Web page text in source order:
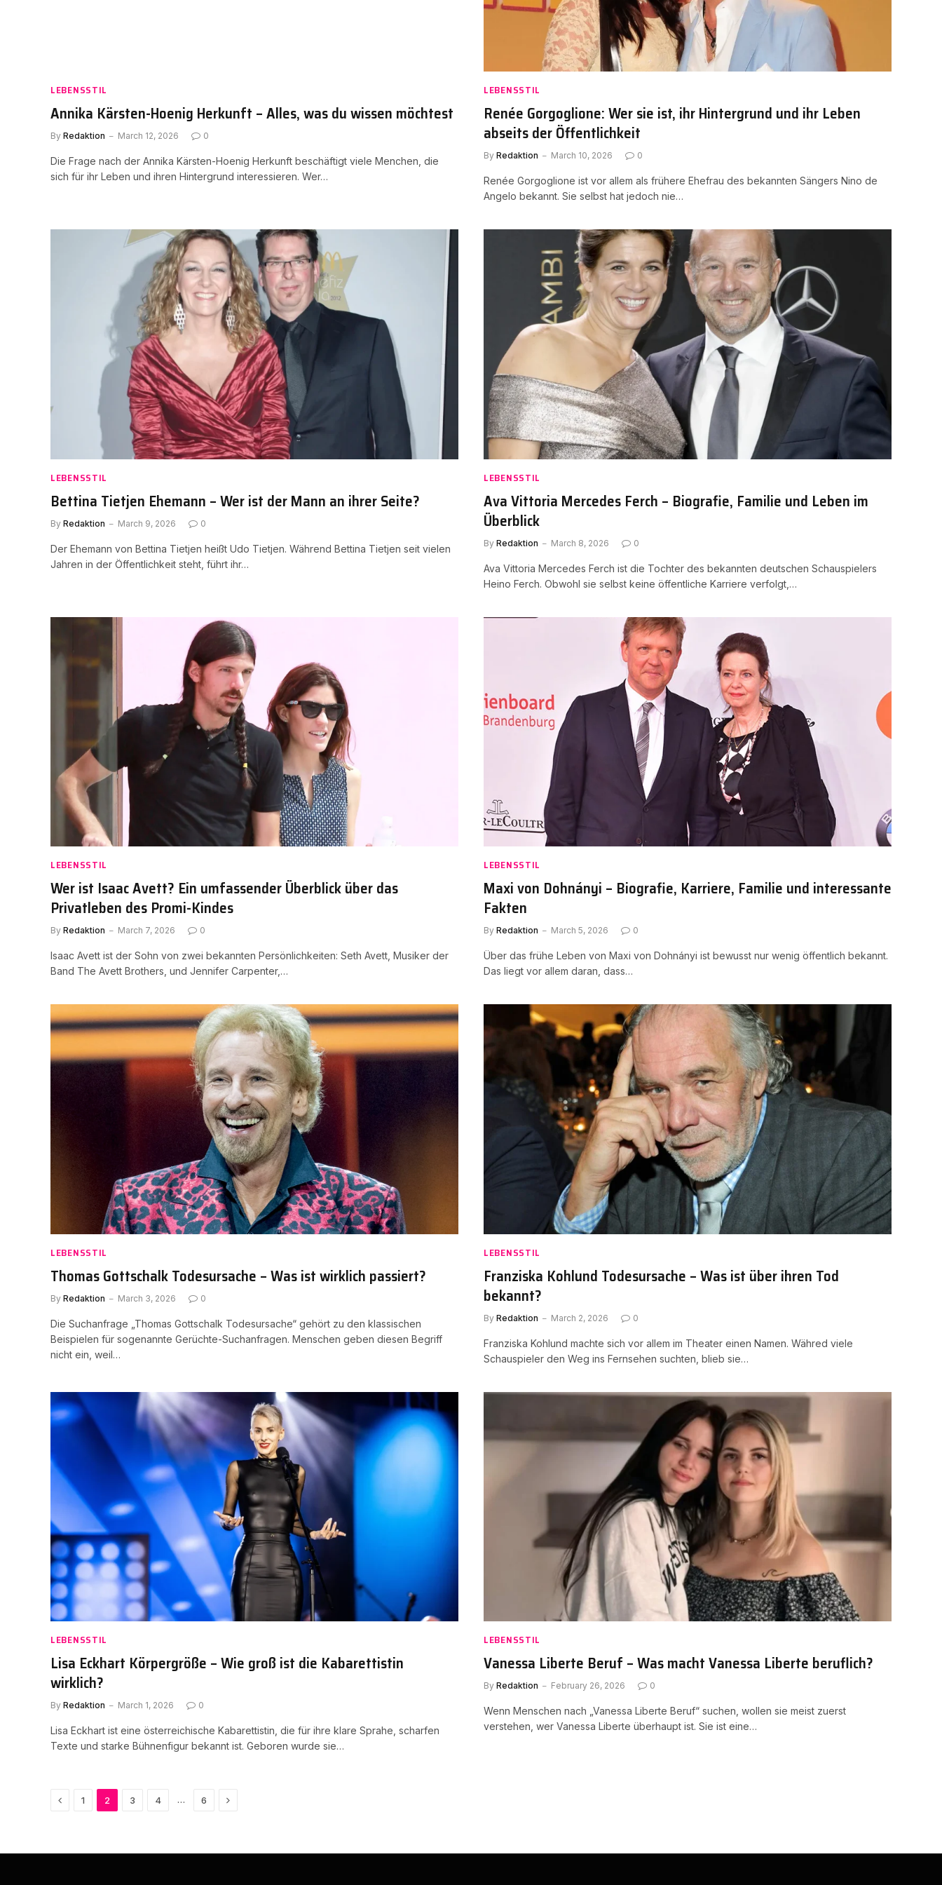
LEBENSSTIL
Annika Kärsten-Hoenig Herkunft – Alles, was du wissen möchtest
By Redaktion March 12, 2026 0
Die Frage nach der Annika Kärsten-Hoenig Herkunft beschäftigt viele Menchen, die
sich für ihr Leben und ihren Hintergrund interessieren. Wer…
LEBENSSTIL
Renée Gorgoglione: Wer sie ist, ihr Hintergrund und ihr Leben
abseits der Öffentlichkeit
By Redaktion March 10, 2026 0
Renée Gorgoglione ist vor allem als frühere Ehefrau des bekannten Sängers Nino de
Angelo bekannt. Sie selbst hat jedoch nie…
LEBENSSTIL
Bettina Tietjen Ehemann – Wer ist der Mann an ihrer Seite?
By Redaktion March 9, 2026 0
Der Ehemann von Bettina Tietjen heißt Udo Tietjen. Während Bettina Tietjen seit vielen
Jahren in der Öffentlichkeit steht, führt ihr…
LEBENSSTIL
Ava Vittoria Mercedes Ferch – Biografie, Familie und Leben im
Überblick
By Redaktion March 8, 2026 0
Ava Vittoria Mercedes Ferch ist die Tochter des bekannten deutschen Schauspielers
Heino Ferch. Obwohl sie selbst keine öffentliche Karriere verfolgt,…
LEBENSSTIL
Wer ist Isaac Avett? Ein umfassender Überblick über das
Privatleben des Promi-Kindes
By Redaktion March 7, 2026 0
Isaac Avett ist der Sohn von zwei bekannten Persönlichkeiten: Seth Avett, Musiker der
Band The Avett Brothers, und Jennifer Carpenter,…
LEBENSSTIL
Maxi von Dohnányi – Biografie, Karriere, Familie und interessante
Fakten
By Redaktion March 5, 2026 0
Über das frühe Leben von Maxi von Dohnányi ist bewusst nur wenig öffentlich bekannt.
Das liegt vor allem daran, dass…
LEBENSSTIL
Thomas Gottschalk Todesursache – Was ist wirklich passiert?
By Redaktion March 3, 2026 0
Die Suchanfrage „Thomas Gottschalk Todesursache“ gehört zu den klassischen
Beispielen für sogenannte Gerüchte-Suchanfragen. Menschen geben diesen Begriff
nicht ein, weil…
LEBENSSTIL
Franziska Kohlund Todesursache – Was ist über ihren Tod
bekannt?
By Redaktion March 2, 2026 0
Franziska Kohlund machte sich vor allem im Theater einen Namen. Währed viele
Schauspieler den Weg ins Fernsehen suchten, blieb sie…
LEBENSSTIL
Lisa Eckhart Körpergröße – Wie groß ist die Kabarettistin
wirklich?
By Redaktion March 1, 2026 0
Lisa Eckhart ist eine österreichische Kabarettistin, die für ihre klare Sprahe, scharfen
Texte und starke Bühnenfigur bekannt ist. Geboren wurde sie…
LEBENSSTIL
Vanessa Liberte Beruf – Was macht Vanessa Liberte beruflich?
By Redaktion February 26, 2026 0
Wenn Menschen nach „Vanessa Liberte Beruf“ suchen, wollen sie meist zuerst
verstehen, wer Vanessa Liberte überhaupt ist. Sie ist eine…
Previous
1 2 3 4 … 6 Next